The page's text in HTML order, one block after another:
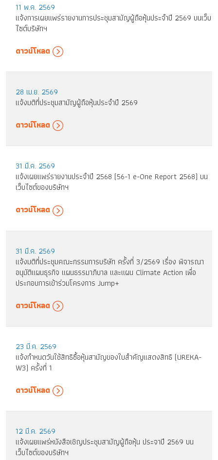
11 พ.ค. 2569
แจ้งการเผยแพร่รายงานการประชุมสามัญผู้ถือหุ้นประจำปี 2569 บนเว็บ
ไซต์บริษัทฯ
ดาวน์โหลด
28 เม.ย. 2569
แจ้งมติที่ประชุมสามัญผู้ถือหุ้นประจำปี 2569
ดาวน์โหลด
31 มี.ค. 2569
แจ้งเผยแพร่รายงานประจำปี 2568 (56-1 e-One Report 2568) บน
เว็บไซต์ของบริษัทฯ
ดาวน์โหลด
31 มี.ค. 2569
แจ้งมติที่ประชุมคณะกรรมการบริษัท ครั้งที่ 3/2569 เรื่อง พิจารณา
อนุมัติแผนธุรกิจ แผนธรรมาภิบาล และแผน Climate Action เพื่อ
ประกอบการเข้าร่วมโครงการ Jump+
ดาวน์โหลด
23 มี.ค. 2569
แจ้งกำหนดวันใช้สิทธิซื้อหุ้นสามัญของใบสำคัญแสดงสิทธิ (UREKA-
W3) ครั้งที่ 1
ดาวน์โหลด
12 มี.ค. 2569
แจ้งเผยแพร่หนังสือเชิญประชุมสามัญผู้ถือหุ้น ประจาปี 2569 บน
เว็บไซต์ของบริษัทฯ